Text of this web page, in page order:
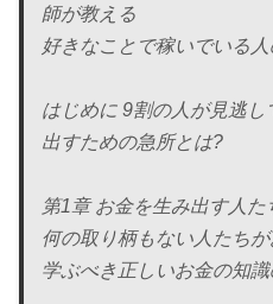
師が教える
好きなことで稼いでいる
はじめに 9割の人が見逃
出すための急所とは?
第1章 お金を生み出す人
何の取り柄もない人たち
学ぶべき正しいお金の知